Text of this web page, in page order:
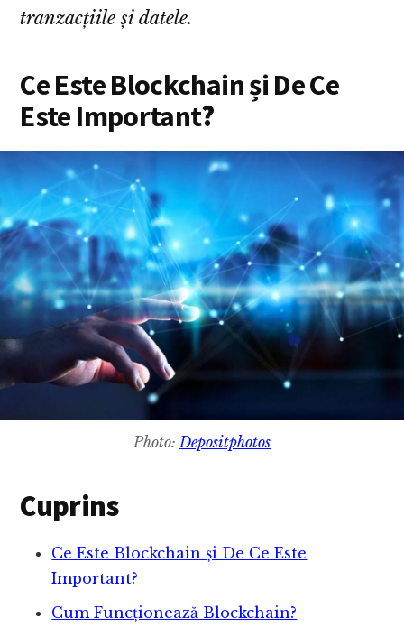
tranzacțiile și datele.
Ce Este Blockchain și De Ce
Este Important?
Photo: Depositphotos
Cuprins
Ce Este Blockchain și De Ce Este
Important?
Cum Funcționează Blockchain?